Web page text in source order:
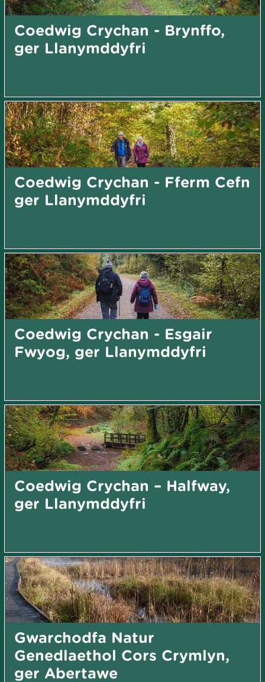
Coedwig Crychan - Brynffo,
ger Llanymddyfri
Coedwig Crychan - Fferm Cefn
ger Llanymddyfri
Coedwig Crychan - Esgair
Fwyog, ger Llanymddyfri
Coedwig Crychan – Halfway,
ger Llanymddyfri
Gwarchodfa Natur
Genedlaethol Cors Crymlyn,
ger Abertawe